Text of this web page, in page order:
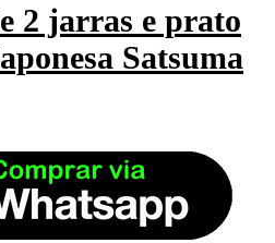
2 jarras e prato
Satsuma